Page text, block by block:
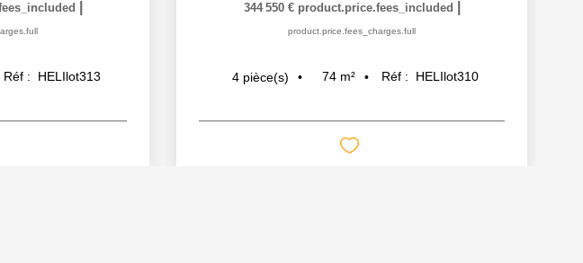
Réf : HELIlot313
344 550 € product.price.fees_included
product.price.fees_charges.full
4 pièce(s) 74 m² Réf : HELIlot310